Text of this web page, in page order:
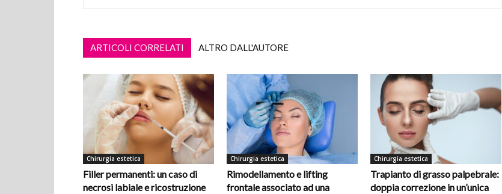
ARTICOLI CORRELATI ALTRO DALL'AUTORE
Chirurgia estetica
Filler permanenti: un caso di
necrosi labiale e ricostruzione
Chirurgia estetica
Rimodellamento e lifting
frontale associato ad una
Chirurgia estetica
Trapianto di grasso palpebrale:
doppia correzione in un’unica